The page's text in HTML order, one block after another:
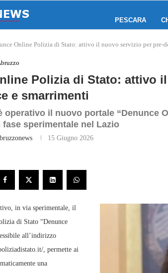
PESCARA
Online Polizia di Stato: attivo il nuovo servizio per
Polizia di Stato: attivo
e smarrimenti
operativo il nuovo portale “Denunce
fase sperimentale nel Lazio
15 Giugno 2026
in via sperimentale, il
di Stato “Denunce
all’indirizzo
, permette ai
una